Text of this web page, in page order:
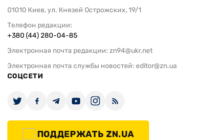
01010 Киев, ул. Князей Острожских, 19/1
Телефон редакции:
+380 (44) 280-04-85
Электронная почта редакции: zn94@ukr.net
Электронная почта службы новостей: editor@zn.ua
СОЦСЕТИ
ПОДДЕРЖАТЬ ZN.UA